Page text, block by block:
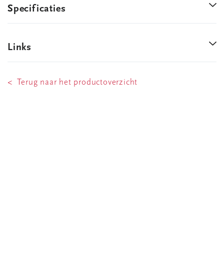
Specificaties
Links
< Terug naar het productoverzicht